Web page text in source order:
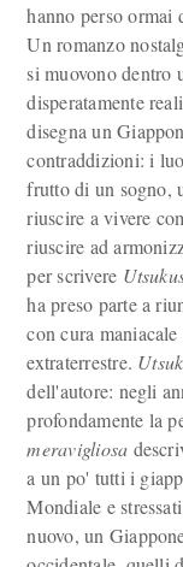
hanno perso ormai
Un romanzo
si muovono dentro
disperatamente
disegna un
contraddizioni: i
frutto di un sogno,
riuscire a vivere
riuscire ad
per scrivere
ha preso parte a
con cura
extraterrestre.
dell'autore: negli
profondamente la
meravigliosa
a un po' tutti i
Mondiale e
nuovo, un